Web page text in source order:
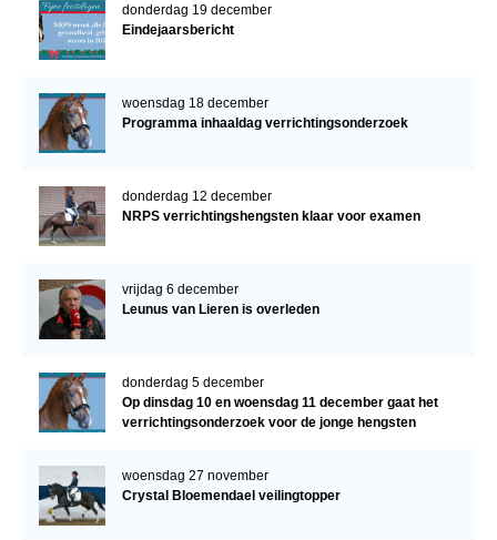
donderdag 19 december
Eindejaarsbericht
woensdag 18 december
Programma inhaaldag verrichtingsonderzoek
donderdag 12 december
NRPS verrichtingshengsten klaar voor examen
vrijdag 6 december
Leunus van Lieren is overleden
donderdag 5 december
Op dinsdag 10 en woensdag 11 december gaat het
verrichtingsonderzoek voor de jonge hengsten
woensdag 27 november
Crystal Bloemendael veilingtopper